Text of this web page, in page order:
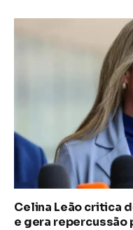
Celina Leão critica
e gera